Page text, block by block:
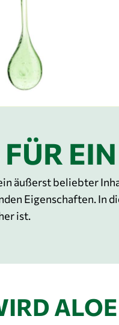
äußerst beliebter
Eigenschaften. In
ist.